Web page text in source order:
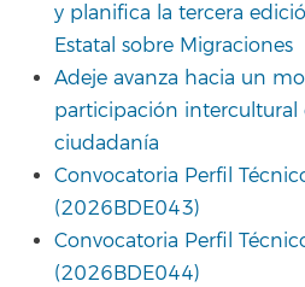
y planifica la tercera
Estatal sobre Migraciones
Adeje avanza hacia un
participación intercultural
ciudadanía
Convocatoria Perfil
(2026BDE043)
Convocatoria Perfil
(2026BDE044)